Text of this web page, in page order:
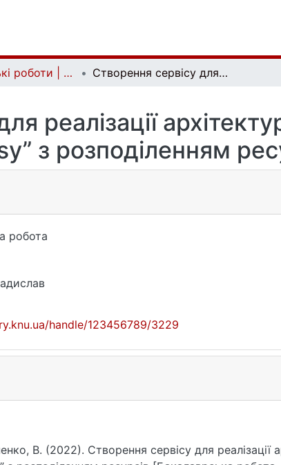
Бакалаврські роботи | Bachelor theses Створення сервісу для реалізації архітектурного підходу “Multitenansy” з розподіленням ресурсів
реалізації
з розподіленням
робота
handle/123456789/3229
В. (2022). Створення сервісу для реалізації